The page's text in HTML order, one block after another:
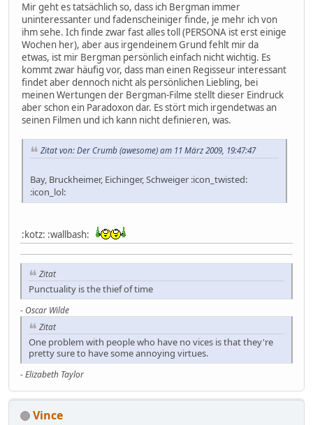
Mir geht es tatsächlich so, dass ich Bergman immer
uninteressanter und fadenscheiniger finde, je mehr ich von
ihm sehe. Ich finde zwar fast alles toll (PERSONA ist erst einige
Wochen her), aber aus irgendeinem Grund fehlt mir da
etwas, ist mir Bergman persönlich einfach nicht wichtig. Es
kommt zwar häufig vor, dass man einen Regisseur interessant
findet aber dennoch nicht als persönlichen Liebling, bei
meinen Wertungen der Bergman-Filme stellt dieser Eindruck
aber schon ein Paradoxon dar. Es stört mich irgendetwas an
seinen Filmen und ich kann nicht definieren, was.
Zitat von: Der Crumb (awesome) am 11 März 2009, 19:47:47
Bay, Bruckheimer, Eichinger, Schweiger :icon_twisted:
:icon_lol:
:kotz: :wallbash:
Zitat
Punctuality is the thief of time
- Oscar Wilde
Zitat
One problem with people who have no vices is that they're
pretty sure to have some annoying virtues.
-Elizabeth Taylor
Vince